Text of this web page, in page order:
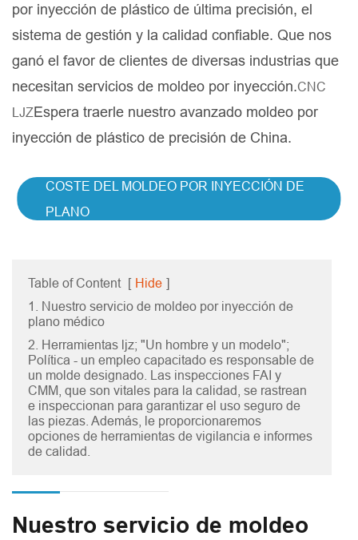
por inyección de plástico de última precisión, el
sistema de gestión y la calidad confiable. Que nos
ganó el favor de clientes de diversas industrias que
necesitan servicios de moldeo por inyección.CNC
LJZEspera traerle nuestro avanzado moldeo por
inyección de plástico de precisión de China.
COSTE DEL MOLDEO POR INYECCIÓN DE
PLANO
Table of Content [ Hide ]
1. Nuestro servicio de moldeo por inyección de
plano médico
2. Herramientas ljz; "Un hombre y un modelo";
Política - un empleo capacitado es responsable de
un molde designado. Las inspecciones FAI y
CMM, que son vitales para la calidad, se rastrean
e inspeccionan para garantizar el uso seguro de
las piezas. Además, le proporcionaremos
opciones de herramientas de vigilancia e informes
de calidad.
Nuestro servicio de moldeo